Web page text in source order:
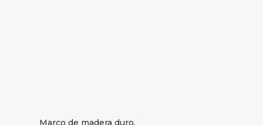
Marco de madera duro.